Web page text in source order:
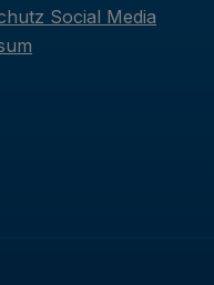
Social Media